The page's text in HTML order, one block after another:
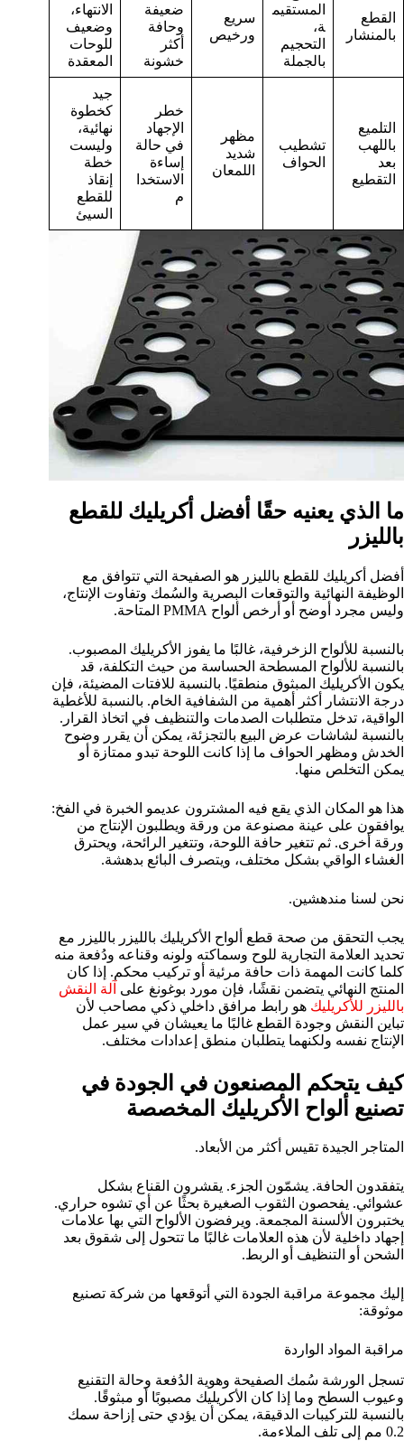
القطع
بالمنشار
المستقيم
ة،
التحجيم
بالجملة
سريع
ورخيص
ضعيفة
وحافة
أكثر
خشونة
الانتهاء،
وضعيف
للوحات
المعقدة
التلميع
باللهب
بعد
التقطيع
تشطيب
الحواف
مظهر
شديد
اللمعان
خطر
الإجهاد
في حالة
إساءة
الاستخدا
م
جيد
كخطوة
نهائية،
وليست
خطة
إنقاذ
للقطع
السيئ
ما الذي يعنيه حقًا أفضل أكريليك للقطع
بالليزر
أفضل أكريليك للقطع بالليزر هو الصفيحة التي تتوافق مع
الوظيفة النهائية والتوقعات البصرية والسُمك وتفاوت الإنتاج،
وليس مجرد أوضح أو أرخص ألواح PMMA المتاحة.
بالنسبة للألواح الزخرفية، غالبًا ما يفوز الأكريليك المصبوب.
بالنسبة للألواح المسطحة الحساسة من حيث التكلفة، قد
يكون الأكريليك المبثوق منطقيًا. بالنسبة للافتات المضيئة، فإن
درجة الانتشار أكثر أهمية من الشفافية الخام. بالنسبة للأغطية
الواقية، تدخل متطلبات الصدمات والتنظيف في اتخاذ القرار.
بالنسبة لشاشات عرض البيع بالتجزئة، يمكن أن يقرر وضوح
الخدش ومظهر الحواف ما إذا كانت اللوحة تبدو ممتازة أو
يمكن التخلص منها.
هذا هو المكان الذي يقع فيه المشترون عديمو الخبرة في الفخ:
يوافقون على عينة مصنوعة من ورقة ويطلبون الإنتاج من
ورقة أخرى. ثم تتغير حافة اللوحة، وتتغير الرائحة، ويحترق
الغشاء الواقي بشكل مختلف، ويتصرف البائع بدهشة.
نحن لسنا مندهشين.
يجب التحقق من صحة قطع ألواح الأكريليك بالليزر بالليزر مع
تحديد العلامة التجارية للوح وسماكته ولونه وقناعه ودُفعة منه
كلما كانت المهمة ذات حافة مرئية أو تركيب محكم. إذا كان
المنتج النهائي يتضمن نقشًا، فإن مورد بوغونغ على آلة النقش
بالليزر للأكريليك هو رابط مرافق داخلي ذكي مصاحب لأن
تباين النقش وجودة القطع غالبًا ما يعيشان في سير عمل
الإنتاج نفسه ولكنهما يتطلبان منطق إعدادات مختلف.
كيف يتحكم المصنعون في الجودة في
تصنيع ألواح الأكريليك المخصصة
المتاجر الجيدة تقيس أكثر من الأبعاد.
يتفقدون الحافة. يشمّون الجزء. يقشرون القناع بشكل
عشوائي. يفحصون الثقوب الصغيرة بحثًا عن أي تشوه حراري.
يختبرون الألسنة المجمعة. ويرفضون الألواح التي بها علامات
إجهاد داخلية لأن هذه العلامات غالبًا ما تتحول إلى شقوق بعد
الشحن أو التنظيف أو الربط.
إليك مجموعة مراقبة الجودة التي أتوقعها من شركة تصنيع
موثوقة:
مراقبة المواد الواردة
تسجل الورشة سُمك الصفيحة وهوية الدُفعة وحالة التقنيع
وعيوب السطح وما إذا كان الأكريليك مصبوبًا أو مبثوقًا.
بالنسبة للتركيبات الدقيقة، يمكن أن يؤدي حتى إزاحة سمك
0.2 مم إلى تلف الملاءمة.